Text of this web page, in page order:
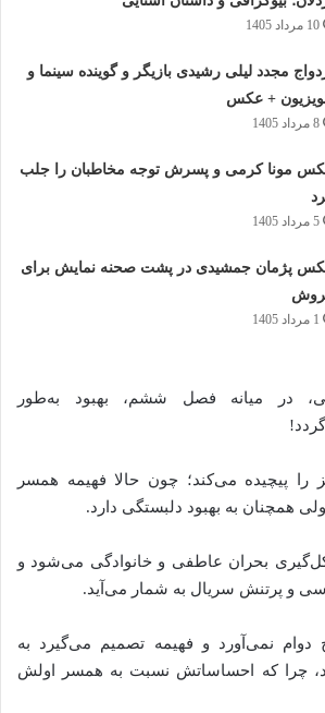
10 مرداد 1405
مجدد لیلی رشیدی بازیگر و گوینده سینما و
+ عکس
8 مرداد 1405
مونا کرمی و پسرش توجه مخاطبان را جلب
5 مرداد 1405
پژمان جمشیدی در پشت صحنه نمایش برای
1 مرداد 1405
در میانه فصل ششم، بهبود به‌طور
را پیچیده می‌کند؛ چون حالا فهیمه همسر
به بهبود دلبستگی دارد.
بحران عاطفی و خانوادگی می‌شود و
و پرتنش سریال به شمار می‌آید.
دوام نمی‌آورد و فهیمه تصمیم می‌گیرد به
چرا که احساساتش نسبت به همسر اولش